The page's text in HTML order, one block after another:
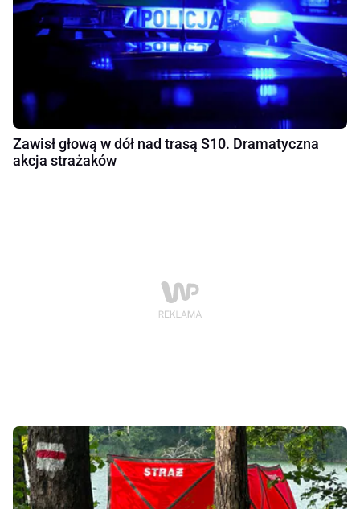
Zawisł głową w dół nad trasą S10. Dramatyczna
akcja strażaków